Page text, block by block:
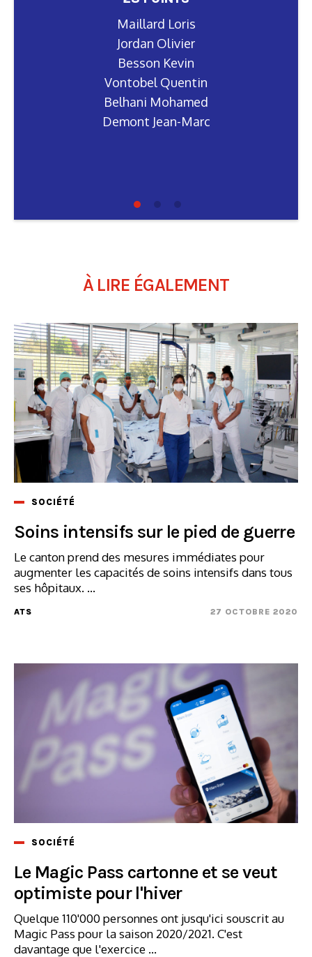
Maillard Loris
Jordan Olivier
Besson Kevin
Vontobel Quentin
Belhani Mohamed
Demont Jean-Marc
Maillard Loris
Jordan Olivier
Besson Kevin
Vontobel Quentin
Belhani Mohamed
Demont Jean-Marc
À LIRE ÉGALEMENT
SOCIÉTÉ
Soins intensifs sur le pied de guerre
Le canton prend des mesures immédiates pour
augmenter les capacités de soins intensifs dans tous
ses hôpitaux. ...
ATS 27 OCTOBRE 2020
SOCIÉTÉ
Le Magic Pass cartonne et se veut
optimiste pour l'hiver
Quelque 110'000 personnes ont jusqu'ici souscrit au
Magic Pass pour la saison 2020/2021. C'est
davantage que l'exercice ...